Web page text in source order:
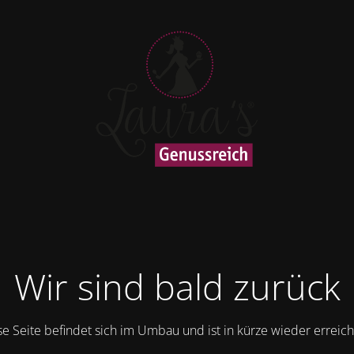
Wir sind bald zurück
Seite befindet sich im Umbau und ist in kürze wieder